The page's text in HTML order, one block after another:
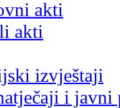
akti
akti
izvještaji
i javni